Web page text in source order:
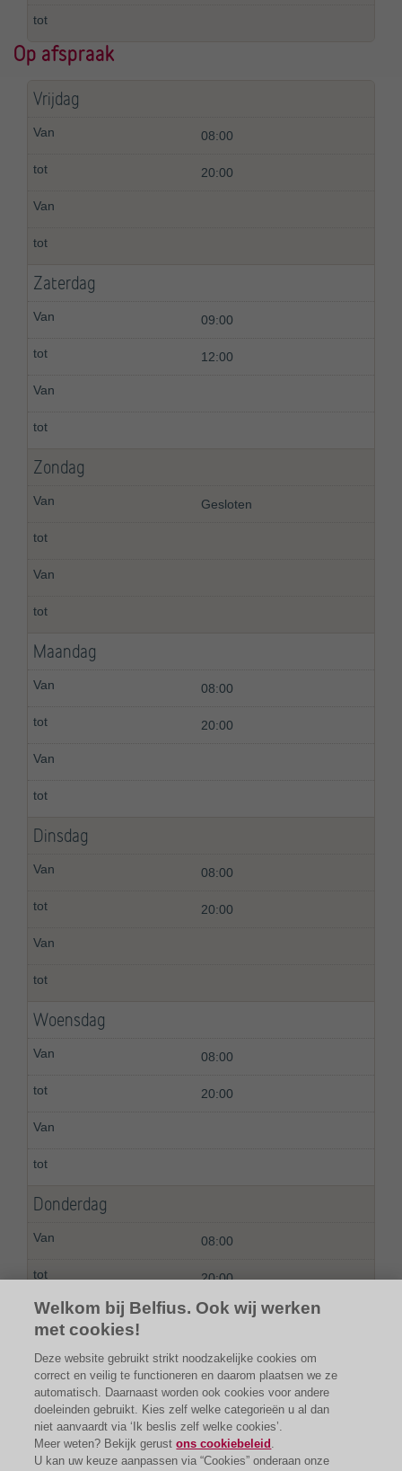
Op afspraak
Vrijdag
08:00
20:00
Zaterdag
09:00
12:00
Zondag
Gesloten
Maandag
08:00
20:00
Dinsdag
08:00
20:00
Woensdag
08:00
20:00
Donderdag
08:00
20:00
Welkom bij Belfius. Ook wij werken
met cookies!
Deze website gebruikt strikt noodzakelijke cookies om
correct en veilig te functioneren en daarom plaatsen we ze
automatisch. Daarnaast worden ook cookies voor andere
doeleinden gebruikt. Kies zelf welke categorieën u al dan
niet aanvaardt via ‘Ik beslis zelf welke cookies’.
Meer weten? Bekijk gerustons cookiebeleid .
U kan uw keuze aanpassen via “Cookies” onderaan onze